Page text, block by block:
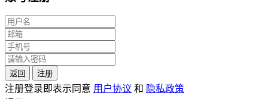
返回 注册
注册登录即表示同意 用户协议 和 隐私政策